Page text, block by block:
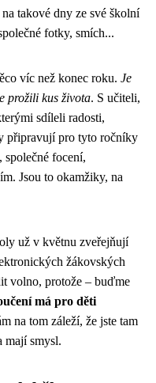
takové dny ze své školní
fotky, smích...
víc než konec roku. Je
prožili kus života. S učiteli,
sdíleli radosti,
připravují pro tyto ročníky
společné focení,
Jsou to okamžiky, na
už v květnu zveřejňují
žákovských
volno, protože – buďme
má pro děti
na tom záleží, že jste tam
mají smysl.